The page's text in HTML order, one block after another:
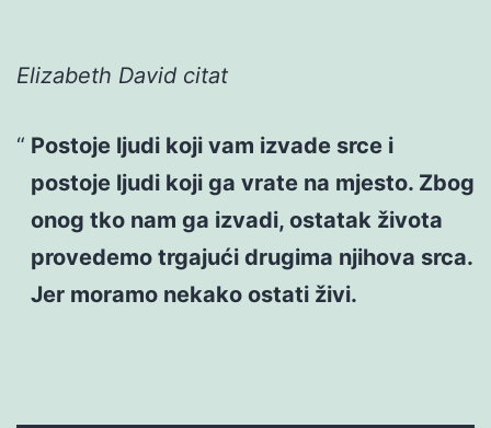
Elizabeth David citat
Postoje ljudi koji vam izvade srce i
postoje ljudi koji ga vrate na mjesto. Zbog
onog tko nam ga izvadi, ostatak života
provedemo trgajući drugima njihova srca.
Jer moramo nekako ostati živi.